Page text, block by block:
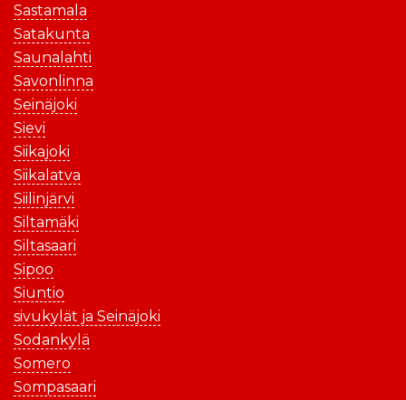
Sastamala
Satakunta
Saunalahti
Savonlinna
Seinäjoki
Sievi
Siikajoki
Siikalatva
Siilinjärvi
Siltamäki
Siltasaari
Sipoo
Siuntio
sivukylät ja Seinäjoki
Sodankylä
Somero
Sompasaari